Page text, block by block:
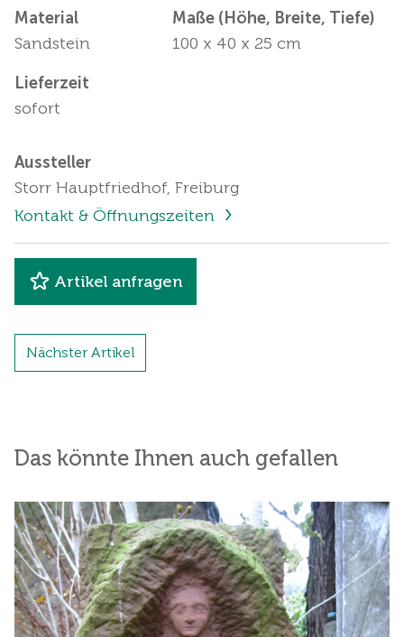
Material
Sandstein
Maße (Höhe, Breite, Tiefe)
100 x 40 x 25 cm
Lieferzeit
sofort
Aussteller
Storr Hauptfriedhof, Freiburg
Kontakt & Öffnungszeiten
Artikel anfragen
Nächster Artikel
Das könnte Ihnen auch gefallen